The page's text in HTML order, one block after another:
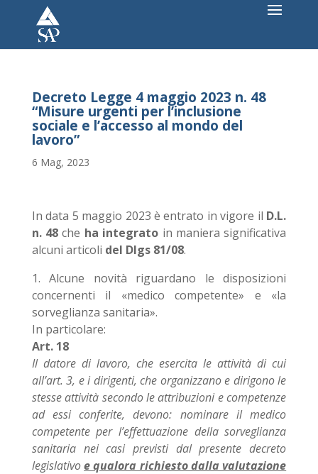
Decreto Legge 4 maggio 2023 n. 48
“Misure urgenti per l’inclusione
sociale e l’accesso al mondo del
lavoro”
6 Mag, 2023
In data 5 maggio 2023 è entrato in vigore il D.L.
n. 48 che ha integrato in maniera significativa
alcuni articoli del Dlgs 81/08.
1. Alcune novità riguardano le disposizioni
concernenti il «medico competente» e «la
sorveglianza sanitaria».
In particolare:
Art. 18
Il datore di lavoro, che esercita le attività di cui
all’art. 3, e i dirigenti, che organizzano e dirigono le
stesse attività secondo le attribuzioni e competenze
ad essi conferite, devono: nominare il medico
competente per l’effettuazione della sorveglianza
sanitaria nei casi previsti dal presente decreto
legislativoe qualora richiesto dalla valutazione